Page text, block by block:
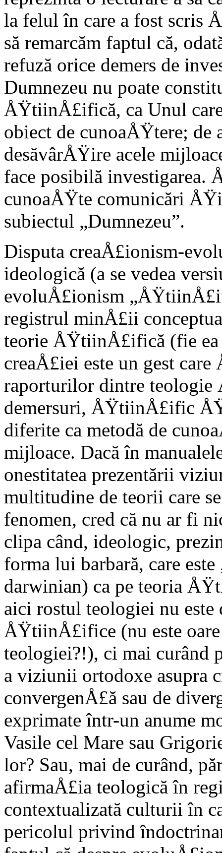
la felul în care a fost scris
să remarcăm faptul că,
refuză orice demers de
Dumnezeu nu poate
ÅŸtiinÅ£ifică, ca Unul
obiect de cunoaÅŸtere; de
desăvârÅŸire acele
face posibilă investigarea.
cunoaÅŸte comunicări
subiectul „Dumnezeu”.
Disputa creaÅ£ionism-
ideologică (a se vedea
evoluÅ£ionism
registrul minÅ£ii
teorie ÅŸtiinÅ£ifică (fie
creaÅ£iei este un gest
raporturilor dintre
demersuri, ÅŸtiinÅ£ific
diferite ca metodă de
mijloace. Dacă în
onestitatea prezentării
multitudine de teorii care
fenomen, cred că nu ar fi
clipa când, ideologic,
forma lui barbară, care
darwinian) ca pe teoria
aici rostul teologiei nu este
ÅŸtiinÅ£ifice (nu este oare
teologiei?!), ci mai curând
a viziunii ortodoxe asupra
convergenÅ£ă sau de
exprimate într-un anume
Vasile cel Mare sau
lor? Sau, mai de curând,
afirmaÅ£ia teologică în
contextualizată culturii în
pericolul privind